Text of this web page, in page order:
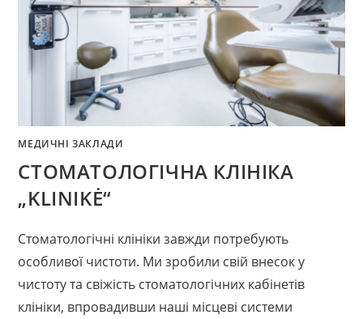
МЕДИЧНІ ЗАКЛАДИ
СТОМАТОЛОГІЧНА КЛІНІКА
„KLINIKĖ“
Стоматологічні клініки завжди потребують
особливої ​​чистоти. Ми зробили свій внесок у
чистоту та свіжість стоматологічних кабінетів
клініки, впровадивши наші місцеві системи